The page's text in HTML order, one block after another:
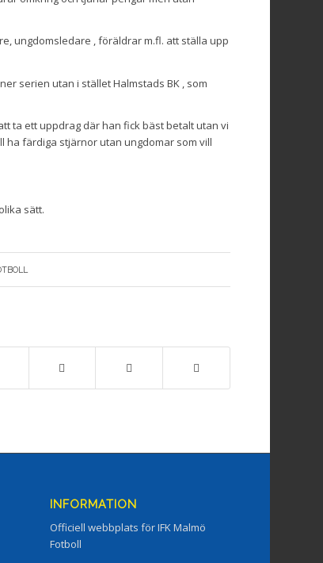
ungdomsledare , föräldrar m.fl. att ställa upp
serien utan i stället Halmstads BK , som
ta ett uppdrag där han fick bäst betalt utan vi
ha färdiga stjärnor utan ungdomar som vill
sätt.
INFORMATION
Officiell webbplats för IFK Malmö
Fotboll